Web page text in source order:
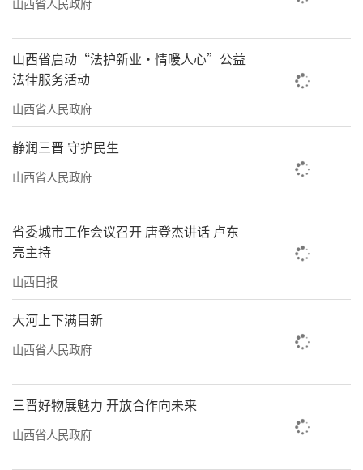
中国特色社会主义思想为指导，深入贯彻党的
二十大、二十届历次全会和中央经济工作会议
精神，紧紧围绕习近平总书记和党中央对山西
工作的重大要求和战略定位，坚定扛牢党中央
赋予的建设国家资源型经济转型综合配套改革
试验区、深化能源革命、促进中部地区加快崛
起、推动黄河流域生态保护和高质量发展、打
完整准确全面贯彻新发展理念，主动服务和融
入新发展格局，着力推动高质量发展，坚持稳
中求进工作总基调，更好统筹经济工作和国际
经贸斗争，更好统筹发展和安全，落实更加积
极有为的宏观政策，增强政策前瞻性针对性协
同性，持续扩大内需、优化供给，做优增量、
盘活存量，坚定有序推进转型发展，因地制宜
发展新质生产力，落实全国统一大市场建设要
求，持续防范化解重点领域风险，着力稳就
山西省启动“法护新业·情暖人心”公益
法律服务活动
山西省人民政府
静润三晋 守护民生
山西省人民政府
省委城市工作会议召开 唐登杰讲话 卢东
亮主持
山西日报
大河上下满目新
山西省人民政府
三晋好物展魅力 开放合作向未来
山西省人民政府